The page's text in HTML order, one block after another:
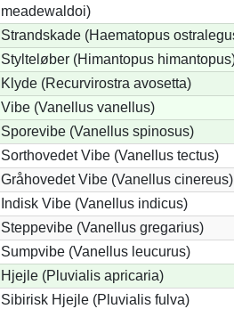
meadewaldoi)
Strandskade (Haematopus
Stylteløber (Himantopus
Klyde (Recurvirostra avosetta)
Vibe (Vanellus vanellus)
Sporevibe (Vanellus spinosus)
Sorthovedet Vibe (Vanellus tectus)
Gråhovedet Vibe (Vanellus cinereus)
Indisk Vibe (Vanellus indicus)
Steppevibe (Vanellus gregarius)
Sumpvibe (Vanellus leucurus)
Hjejle (Pluvialis apricaria)
Sibirisk Hjejle (Pluvialis fulva)